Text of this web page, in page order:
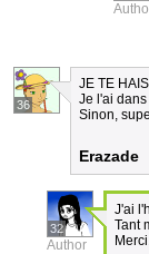
36
JE TE
Je l'ai
Sinon,
Erazade
32
Author
J'ai
Tant